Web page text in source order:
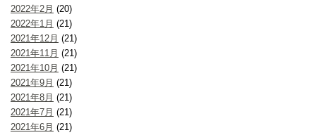
2022年2月 (20)
2022年1月 (21)
2021年12月 (21)
2021年11月 (21)
2021年10月 (21)
2021年9月 (21)
2021年8月 (21)
2021年7月 (21)
2021年6月 (21)